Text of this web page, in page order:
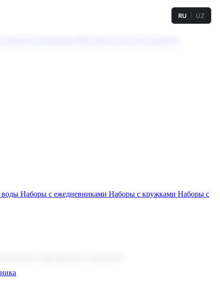
RU UZ
воды Наборы с ежедневниками Наборы с кружками Наборы с
мероприятия и клиентов.